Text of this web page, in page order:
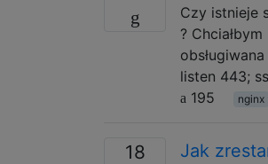
Czy istnieje
?
listen 443;
195
nginx
18 Jak